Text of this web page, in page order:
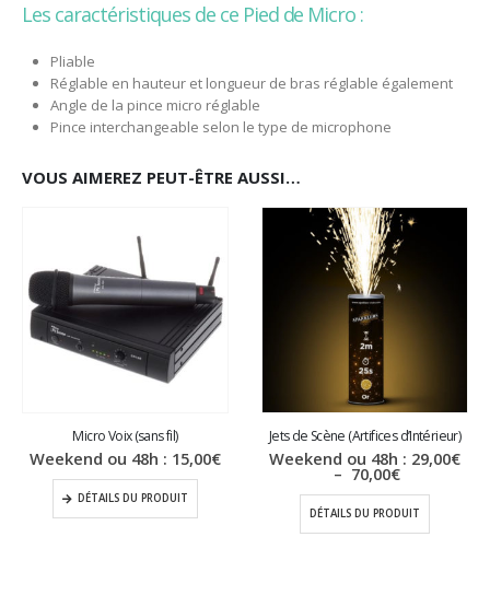
Les caractéristiques de ce Pied de Micro :
Pliable
Réglable en hauteur et longueur de bras réglable également
Angle de la pince micro réglable
Pince interchangeable selon le type de microphone
VOUS AIMEREZ PEUT-ÊTRE AUSSI…
Micro Voix (sans fil)
Weekend ou 48h : 15,00€
DÉTAILS DU PRODUIT
Jets de Scène (Artifices d’Intérieur)
Weekend ou 48h : 29,00€
– 70,00€Plage
prix :
29,00€
à
DÉTAILS DU PRODUIT